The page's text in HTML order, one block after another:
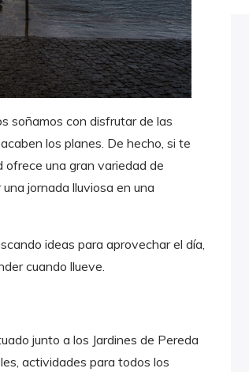
soñamos con disfrutar de las
los planes. De hecho, si te
ofrece una gran variedad de
jornada lluviosa en una
ideas para aprovechar el día,
cuando llueve.
junto a los Jardines de Pereda
actividades para todos los